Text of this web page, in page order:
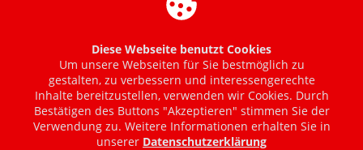
Diese Webseite benutzt Cookies
Um unsere Webseiten für Sie bestmöglich zu
gestalten, zu verbessern und interessengerechte
Inhalte bereitzustellen, verwenden wir Cookies. Durch
Bestätigen des Buttons "Akzeptieren" stimmen Sie der
Verwendung zu. Weitere Informationen erhalten Sie in
unserer Datenschutzerklärung